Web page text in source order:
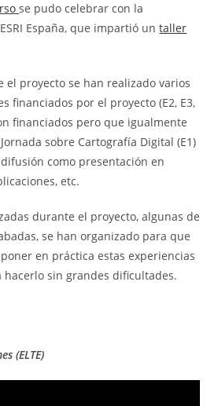
se pudo celebrar con la
España, que impartió untaller
el proyecto se han realizado varios
financiados por el proyecto (E2, E3,
financiados pero que igualmente
sobre Cartografía Digital (E1)
como presentación en
etc.
durante el proyecto, algunas de
se han organizado para que
en práctica estas experiencias
hacerlo sin grandes dificultades.
(ELTE)